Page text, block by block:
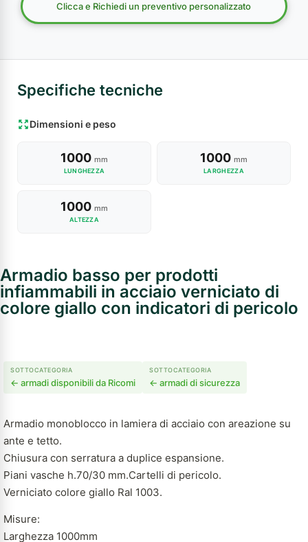
Clicca e Richiedi un preventivo personalizzato
Specifiche tecniche
Dimensioni e peso
1000 mm
LUNGHEZZA
1000 mm
LARGHEZZA
1000 mm
ALTEZZA
Armadio basso per prodotti
infiammabili in acciaio verniciato di
colore giallo con indicatori di pericolo
SOTTOCATEGORIA
← armadi disponibili da Ricomi
SOTTOCATEGORIA
← armadi di sicurezza
Armadio monoblocco in lamiera di acciaio con areazione su
ante e tetto.
Chiusura con serratura a duplice espansione.
Piani vasche h.70/30 mm.Cartelli di pericolo.
Verniciato colore giallo Ral 1003.
Misure:
Larghezza 1000mm